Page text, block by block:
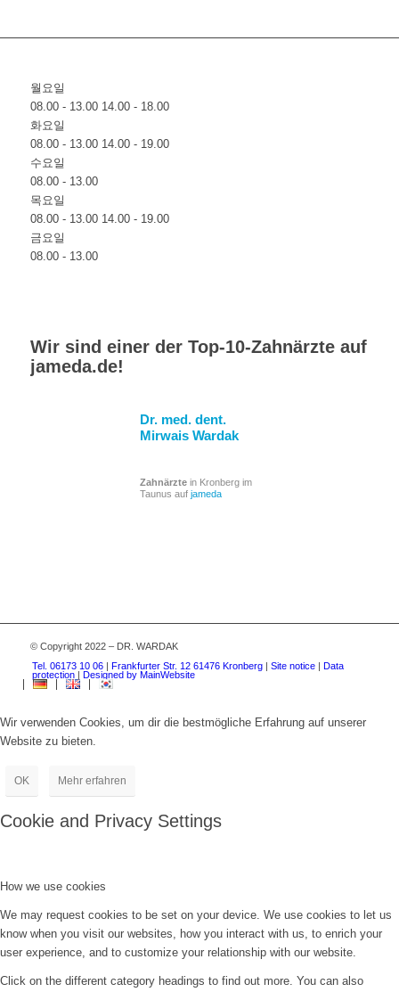
월요일
08.00 - 13.00 14.00 - 18.00
화요일
08.00 - 13.00 14.00 - 19.00
수요일
08.00 - 13.00
목요일
08.00 - 13.00 14.00 - 19.00
금요일
08.00 - 13.00
Wir sind einer der Top-10-Zahnärzte auf
jameda.de!
Dr. med. dent.
Mirwais Wardak
Zahnärztein Kronberg im
Taunus auf jameda
© Copyright 2022 – DR. WARDAK
Tel. 06173 10 06| Frankfurter Str. 12 61476 Kronberg| Site notice| Data
protection| Designed by MainWebsite
Wir verwenden Cookies, um dir die bestmögliche Erfahrung auf unserer
Website zu bieten.
OK Mehr erfahren
Cookie and Privacy Settings
How we use cookies
We may request cookies to be set on your device. We use cookies to let us
know when you visit our websites, how you interact with us, to enrich your
user experience, and to customize your relationship with our website.
Click on the different category headings to find out more. You can also